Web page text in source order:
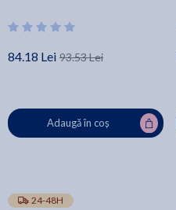
84.18 Lei 93.53 Lei
Adaugă în coș
24-48H